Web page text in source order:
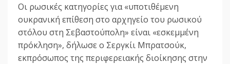
Οι ρωσικές κατηγορίες για «υποτιθέμενη
ουκρανική επίθεση στο αρχηγείο του ρωσικού
στόλου στη Σεβαστούπολη» είναι «εσκεμμένη
πρόκληση», δήλωσε ο Σεργκίι Μπρατσούκ,
εκπρόσωπος της περιφερειακής διοίκησης στην